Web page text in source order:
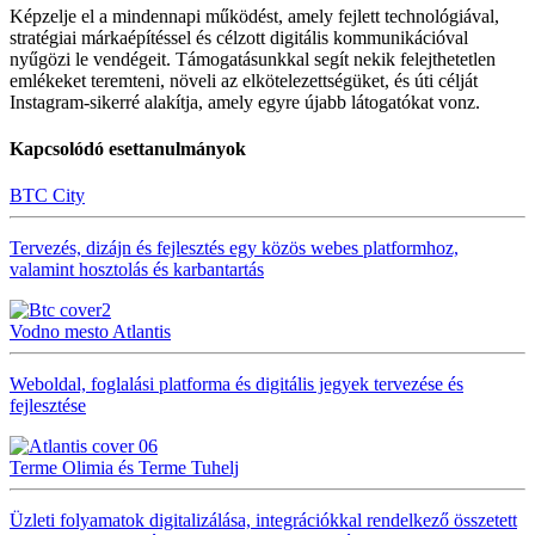
Képzelje el a mindennapi működést, amely fejlett technológiával,
stratégiai márkaépítéssel és célzott digitális kommunikációval
nyűgözi le vendégeit. Támogatásunkkal segít nekik felejthetetlen
emlékeket teremteni, növeli az elkötelezettségüket, és úti célját
Instagram-sikerré alakítja, amely egyre újabb látogatókat vonz.
Kapcsolódó esettanulmányok
BTC City
Tervezés, dizájn és fejlesztés egy közös webes platformhoz,
valamint hosztolás és karbantartás
Vodno mesto Atlantis
Weboldal, foglalási platforma és digitális jegyek tervezése és
fejlesztése
Terme Olimia és Terme Tuhelj
Üzleti folyamatok digitalizálása, integrációkkal rendelkező összetett